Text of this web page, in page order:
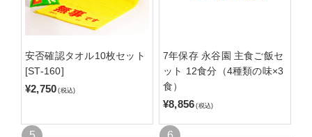
安否確認タオル10枚セット
[ST-160]
¥2,750 (税込)
7年保存 永谷園 主食ご飯セ
ット 12食分（4種類の味×3
食）
¥8,856 (税込)